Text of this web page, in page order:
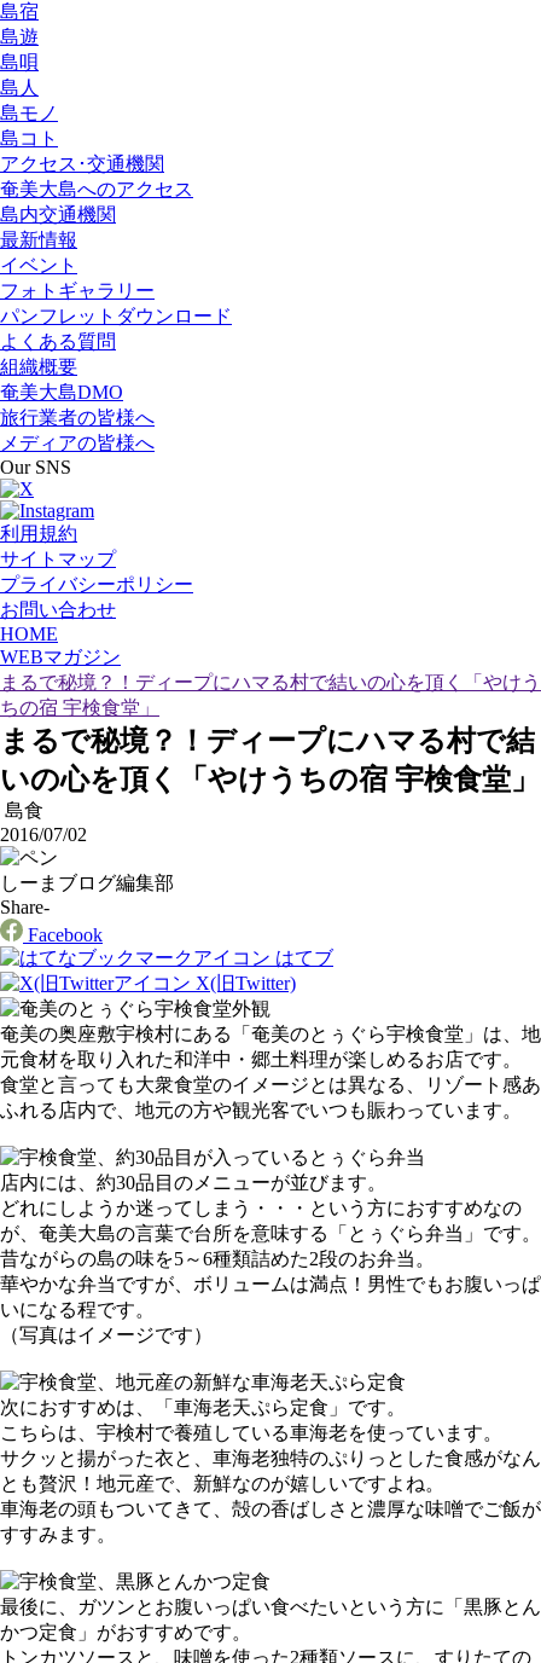
島宿
島遊
島唄
島人
島モノ
島コト
アクセス･交通機関
奄美大島へのアクセス
島内交通機関
最新情報
イベント
フォトギャラリー
パンフレットダウンロード
よくある質問
組織概要
奄美大島DMO
旅行業者の皆様へ
メディアの皆様へ
Our SNS
利用規約
サイトマップ
プライバシーポリシー
お問い合わせ
HOME
WEBマガジン
まるで秘境？！ディープにハマる村で結いの心を頂く「やけう
ちの宿 宇検食堂」
まるで秘境？！ディープにハマる村で結
いの心を頂く「やけうちの宿 宇検食堂」
島食
2016/07/02
しーまブログ編集部
Share-
Facebook
はてブ
X(旧Twitter)
奄美の奥座敷宇検村にある「奄美のとぅぐら宇検食堂」は、地
元食材を取り入れた和洋中・郷土料理が楽しめるお店です。
食堂と言っても大衆食堂のイメージとは異なる、リゾート感あ
ふれる店内で、地元の方や観光客でいつも賑わっています。
店内には、約30品目のメニューが並びます。
どれにしようか迷ってしまう・・・という方におすすめなの
が、奄美大島の言葉で台所を意味する「とぅぐら弁当」です。
昔ながらの島の味を5～6種類詰めた2段のお弁当。
華やかな弁当ですが、ボリュームは満点！男性でもお腹いっぱ
いになる程です。
（写真はイメージです）
次におすすめは、「車海老天ぷら定食」です。
こちらは、宇検村で養殖している車海老を使っています。
サクッと揚がった衣と、車海老独特のぷりっとした食感がなん
とも贅沢！地元産で、新鮮なのが嬉しいですよね。
車海老の頭もついてきて、殻の香ばしさと濃厚な味噌でご飯が
すすみます。
最後に、ガツンとお腹いっぱい食べたいという方に「黒豚とん
かつ定食」がおすすめです。
トンカツソースと、味噌を使った2種類ソースに、すりたての